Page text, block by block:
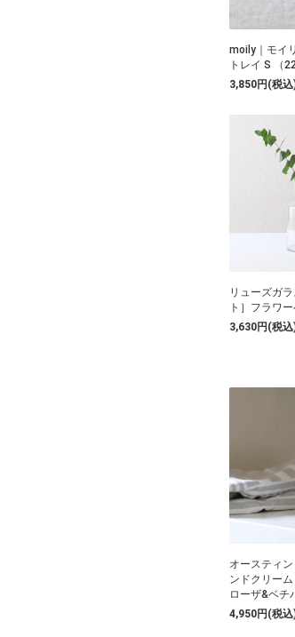
moily｜モイ
トレイ S （
3,850円(税込
リューズガ
ト］フラワ
3,630円(税込
オースティ
ンドクリー
ローザ&ベチ
4,950円(税込